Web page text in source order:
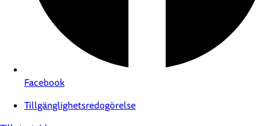
Facebook
Tillgänglighetsredogörelse